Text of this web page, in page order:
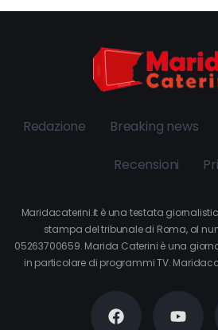
Redazione Breaking news
Recensioni
Maridacaterini.it è una testata
stampa del tribunale di Roma, al
05263700659. Marida Caterini è una
in particolare di programmi TV.